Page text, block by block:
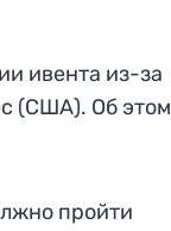
ивента из-за
(США). Об этом
пройти